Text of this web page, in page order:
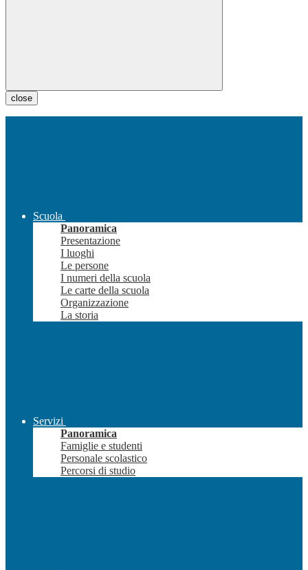
close
Scuola
Panoramica
Presentazione
I luoghi
Le persone
I numeri della scuola
Le carte della scuola
Organizzazione
La storia
Servizi
Panoramica
Famiglie e studenti
Personale scolastico
Percorsi di studio